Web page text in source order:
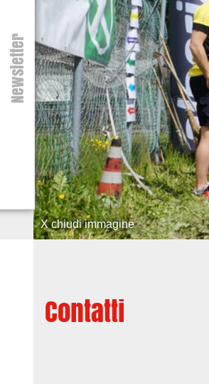
Newsletter
X chiudi immagine
Contatti